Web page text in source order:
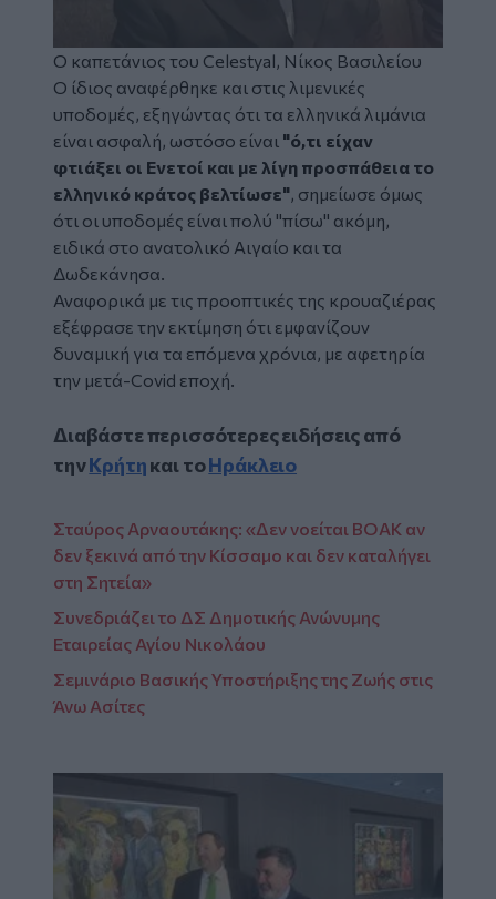
Ο καπετάνιος του Celestyal, Νίκος Βασιλείου
Ο ίδιος αναφέρθηκε και στις λιμενικές
υποδομές, εξηγώντας ότι τα ελληνικά λιμάνια
είναι ασφαλή, ωστόσο είναι "ό,τι είχαν
φτιάξει οι Ενετοί και με λίγη προσπάθεια το
ελληνικό κράτος βελτίωσε" , σημείωσε όμως
ότι οι υποδομές είναι πολύ "πίσω" ακόμη,
ειδικά στο ανατολικό Αιγαίο και τα
Δωδεκάνησα.
Αναφορικά με τις προοπτικές της κρουαζιέρας
εξέφρασε την εκτίμηση ότι εμφανίζουν
δυναμική για τα επόμενα χρόνια, με αφετηρία
την μετά-Covid εποχή.
Διαβάστε περισσότερες ειδήσεις από
τηνΚρήτηκαι τοΗράκλειο
Σταύρος Αρναουτάκης: «Δεν νοείται ΒΟΑΚ αν
δεν ξεκινά από την Κίσσαμο και δεν καταλήγει
στη Σητεία»
Συνεδριάζει το ΔΣ Δημοτικής Ανώνυμης
Εταιρείας Αγίου Νικολάου
Σεμινάριο Βασικής Υποστήριξης της Ζωής στις
Άνω Ασίτες